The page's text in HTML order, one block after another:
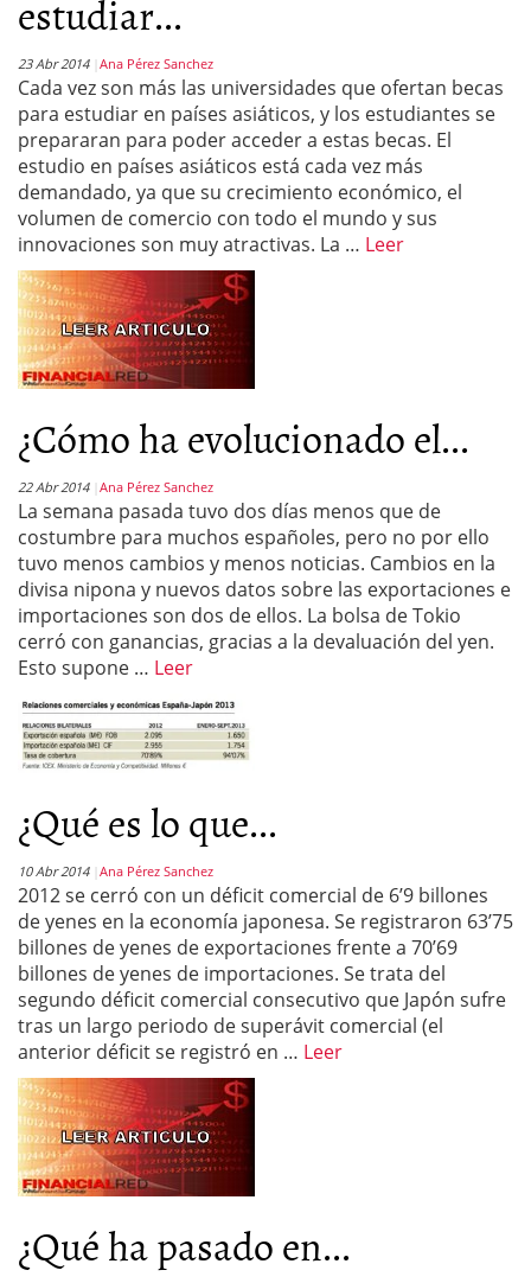
estudiar...
23 Abr 2014 Ana Pérez Sanchez
Cada vez son más las universidades que ofertan becas
para estudiar en países asiáticos, y los estudiantes se
prepararan para poder acceder a estas becas. El
estudio en países asiáticos está cada vez más
demandado, ya que su crecimiento económico, el
volumen de comercio con todo el mundo y sus
innovaciones son muy atractivas. La … Leer
¿Cómo ha evolucionado el...
22 Abr 2014 Ana Pérez Sanchez
La semana pasada tuvo dos días menos que de
costumbre para muchos españoles, pero no por ello
tuvo menos cambios y menos noticias. Cambios en la
divisa nipona y nuevos datos sobre las exportaciones e
importaciones son dos de ellos. La bolsa de Tokio
cerró con ganancias, gracias a la devaluación del yen.
Esto supone … Leer
¿Qué es lo que...
10 Abr 2014 Ana Pérez Sanchez
2012 se cerró con un déficit comercial de 6’9 billones
de yenes en la economía japonesa. Se registraron 63’75
billones de yenes de exportaciones frente a 70’69
billones de yenes de importaciones. Se trata del
segundo déficit comercial consecutivo que Japón sufre
tras un largo periodo de superávit comercial (el
anterior déficit se registró en … Leer
¿Qué ha pasado en...